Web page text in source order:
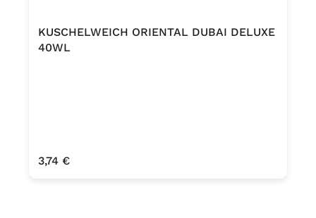
KUSCHELWEICH ORIENTAL DUBAI DELUXE
40WL
Regulärer Preis:
3,74 €